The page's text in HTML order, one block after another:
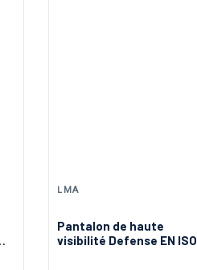
LMA
Pantalon de haute
visibilité Defense EN ISO